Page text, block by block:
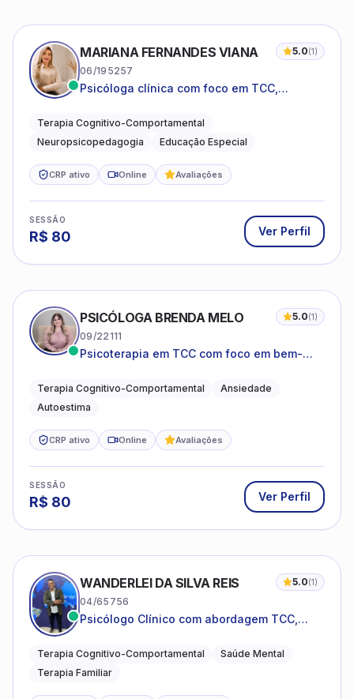
MARIANA FERNANDES VIANA 5.0(1)
06/195257
Psicóloga clínica com foco em TCC,
do neurodesenvolvimento.
Terapia Cognitivo-Comportamental
Neuropsicopedagogia
Educação Especial
CRP ativo Online Avaliações
SESSÃO
R$ 80 Ver Perfil
PSICÓLOGA BRENDA MELO 5.0(1)
09/22111
Psicoterapia em TCC com foco em bem-
o cotidiano
Terapia Cognitivo-Comportamental
Ansiedade
Autoestima
CRP ativo Online Avaliações
SESSÃO
R$ 80 Ver Perfil
WANDERLEI DA SILVA REIS 5.0(1)
04/65756
Psicólogo Clínico com abordagem TCC,
sistêmica
Terapia Cognitivo-Comportamental
Saúde Mental
Terapia Familiar